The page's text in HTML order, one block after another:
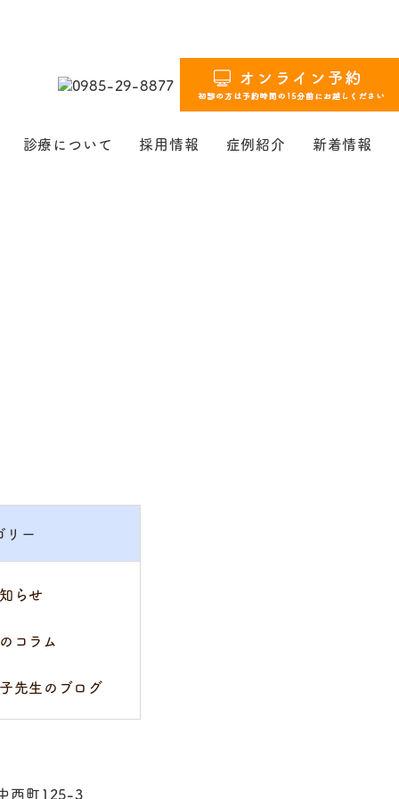
診療について 採用情報 症例紹介 新着情報
リー
らせ
コラム
先生のブログ
西町125-3